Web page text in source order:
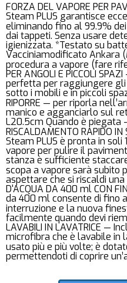
FORZA DEL VAPORE PER
Steam PLUS garantisce
eliminando fino al 99.9%
dai tappeti. Senza usare
igienizzata. *Testato su
Vacciniamodificato Ankara
procedura a vapore (fare
PER ANGOLI E PICCOLI
perfetta per raggiungere
sotto i mobili e in piccoli
RIPORRE — per riporla
manico e agganciarlo sul
L20.5cm Quando è piegata
RISCALDAMENTO RAPIDO
Steam PLUS è pronta in soli
vapore per pulire il
stanza è sufficiente
scopa a vapore sarà subito
aspettare che si riscaldi una
D'ACQUA DA 400 ml CON
da 400 ml consente di fino
interruzione e la nuova
facilmente quando devi
LAVABILI IN LAVATRICE —
microfibra che è lavabile in
usato più e più volte; è
permettendoti di coprire